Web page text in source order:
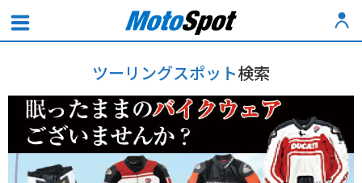
ツーリングスポット検索